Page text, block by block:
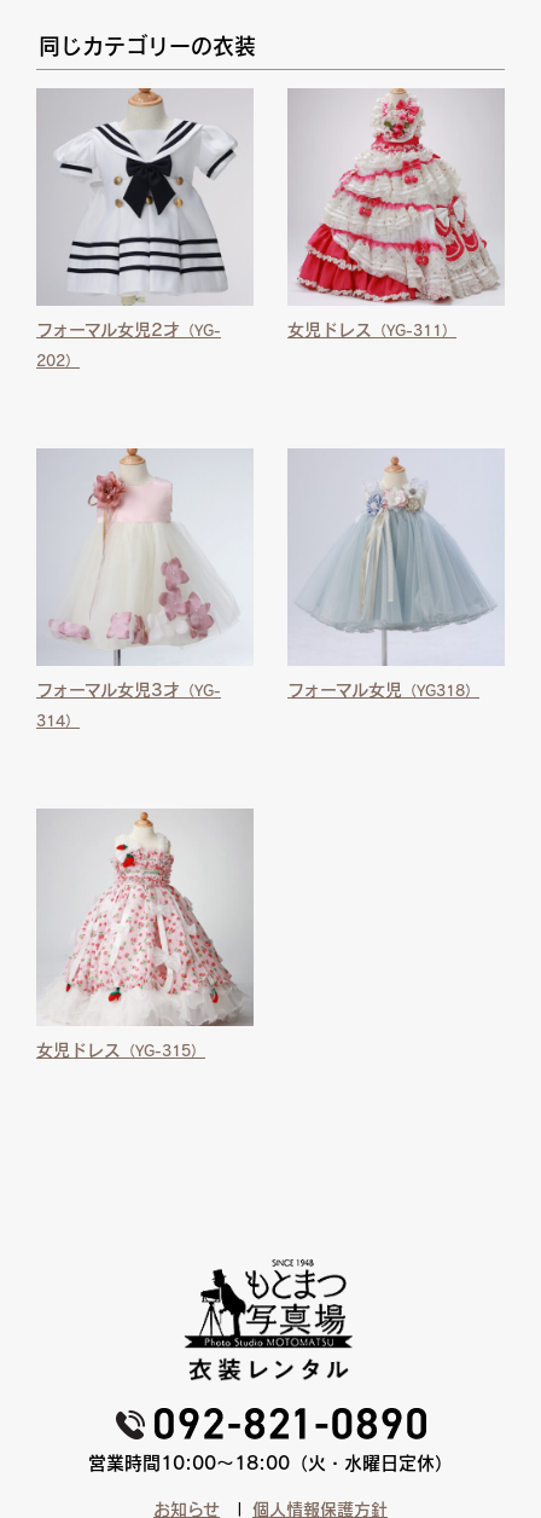
同じカテゴリーの衣装
フォーマル女児2才 （YG-
202）
女児ドレス （YG-311）
フォーマル女児3才 （YG-
314）
フォーマル女児 （YG318）
女児ドレス （YG-315）
営業時間10:00〜18:00（火・水曜日定休）
お知らせ 個人情報保護方針